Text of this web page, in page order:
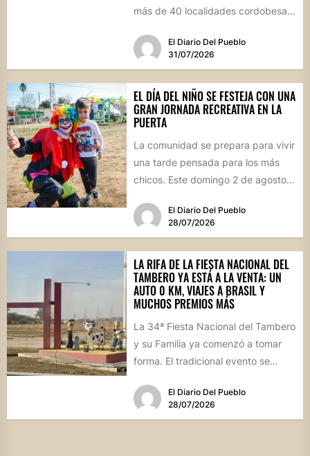
más de 40 localidades cordobesas
patrimonial....El Diario Del Pueblo
31/07/2026
EL DÍA DEL NIÑO SE FESTEJA CON UNA
GRAN JORNADA RECREATIVA EN LA
PUERTA
La comunidad se prepara para vivir
una tarde pensada para los más
chicos. Este domingo 2 de agosto,
El Diario Del Pueblo
28/07/2026
LA RIFA DE LA FIESTA NACIONAL DEL
TAMBERO YA ESTÁ A LA VENTA: UN
AUTO 0 KM, VIAJES A BRASIL Y
MUCHOS PREMIOS MÁS
La 34ª Fiesta Nacional del Tambero
y su Familia ya comenzó a tomar
forma. El tradicional evento se
El Diario Del Pueblo
28/07/2026